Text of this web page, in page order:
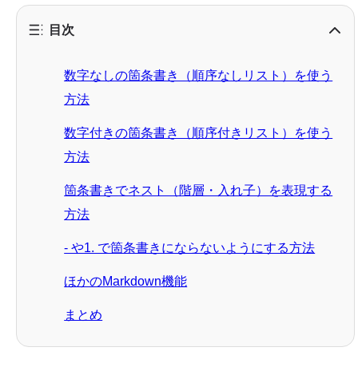
目次
数字なしの箇条書き（順序なしリスト）を使う
方法
数字付きの箇条書き（順序付きリスト）を使う
方法
箇条書きでネスト（階層・入れ子）を表現する
方法
- や1. で箇条書きにならないようにする方法
ほかのMarkdown機能
まとめ